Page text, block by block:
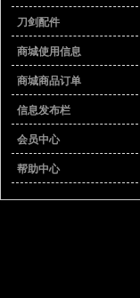
刀剑配件
商城使用信息
商城商品订单
信息发布栏
会员中心
帮助中心